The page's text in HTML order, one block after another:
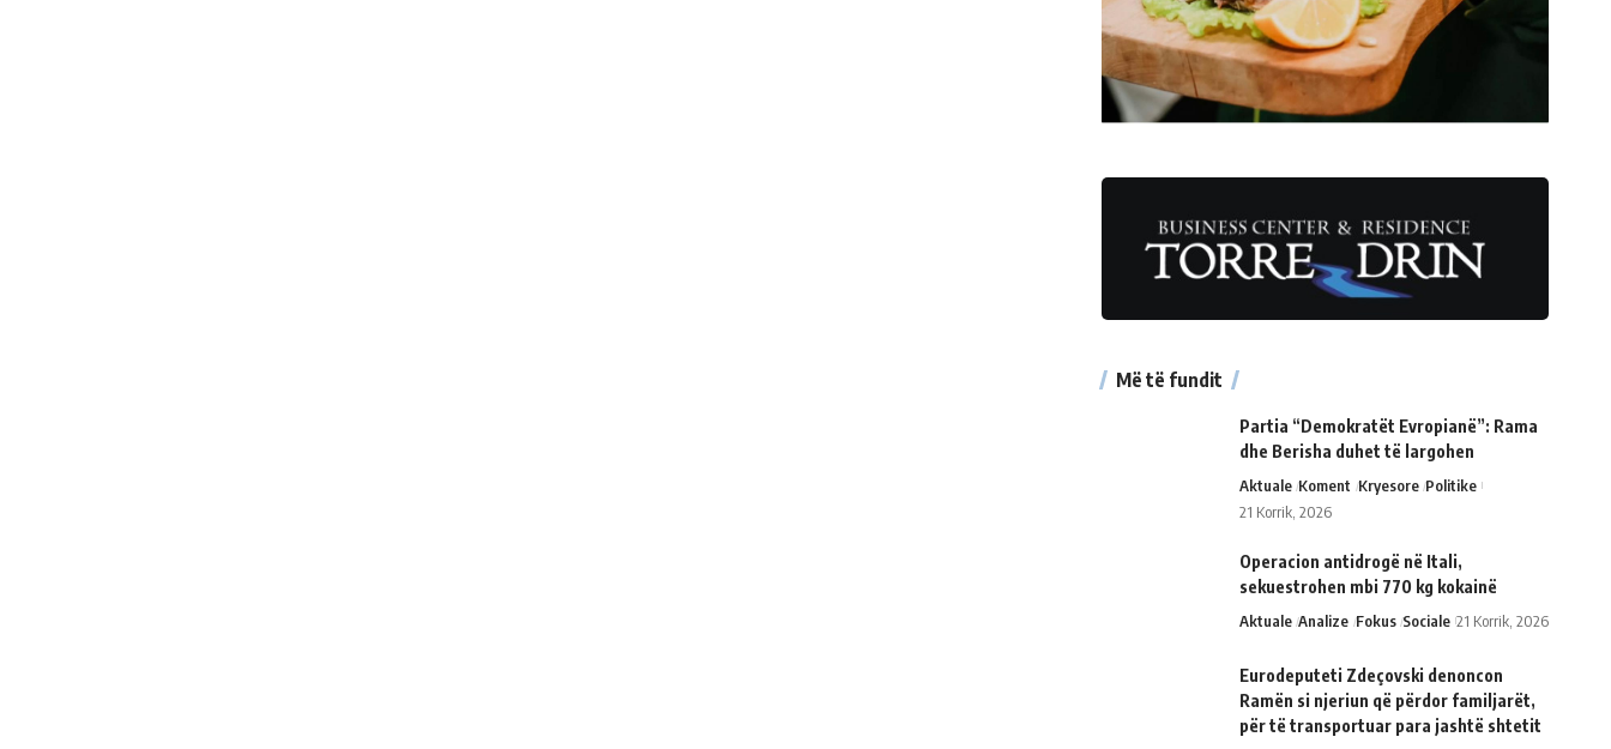
Më të fundit
Partia “Demokratët Evropianë”: Rama
dhe Berisha duhet të largohen
Aktuale Koment Kryesore Politike
21 Korrik, 2026
Operacion antidrogë në Itali,
sekuestrohen mbi 770 kg kokainë
Aktuale Analize Fokus Sociale 21 Korrik, 2026
Eurodeputeti Zdeçovski denoncon
Ramën si njeriun që përdor familjarët,
për të transportuar para jashtë shtetit